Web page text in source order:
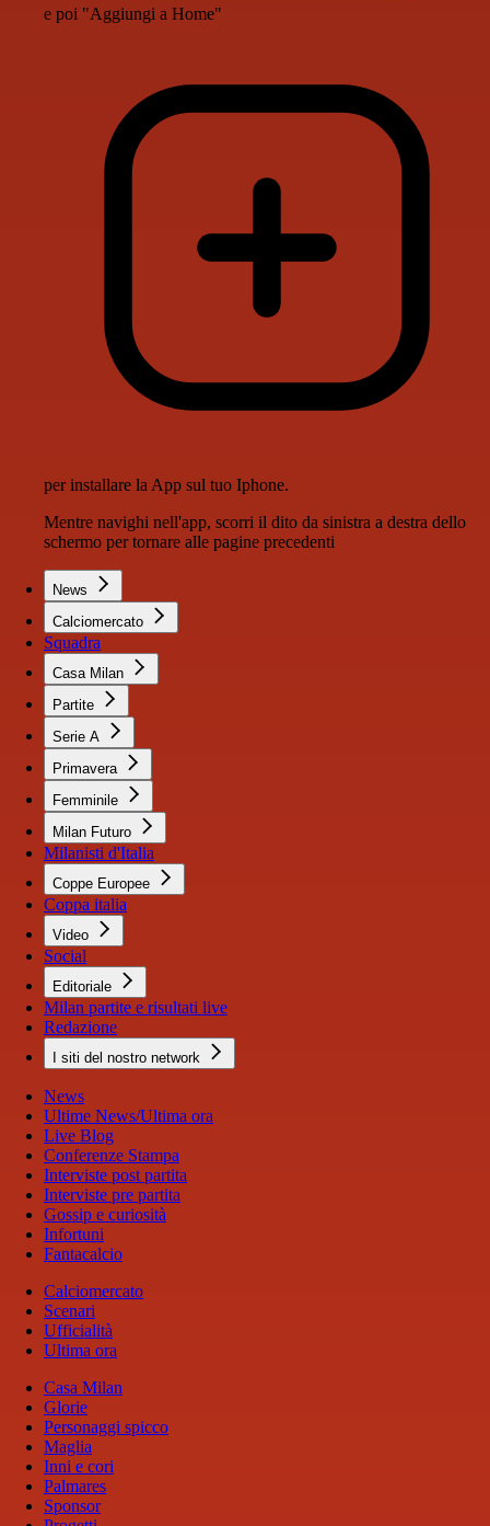
e poi "Aggiungi a Home"
per installare la App sul tuo Iphone.
Mentre navighi nell'app, scorri il dito da sinistra a destra dello
schermo per tornare alle pagine precedenti
News
Calciomercato
Squadra
Casa Milan
Partite
Serie A
Primavera
Femminile
Milan Futuro
Milanisti d'Italia
Coppe Europee
Coppa italia
Video
Social
Editoriale
Milan partite e risultati live
Redazione
I siti del nostro network
News
Ultime News/Ultima ora
Live Blog
Conferenze Stampa
Interviste post partita
Interviste pre partita
Gossip e curiosità
Infortuni
Fantacalcio
Calciomercato
Scenari
Ufficialità
Ultima ora
Casa Milan
Glorie
Personaggi spicco
Maglia
Inni e cori
Palmares
Sponsor